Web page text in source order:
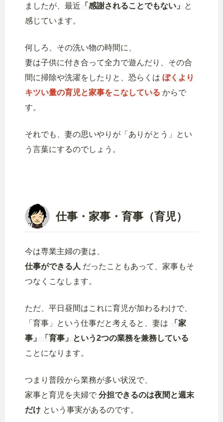
ましたが、最近 「感謝されることでもない」 と
感じています。
何しろ、その洗い物の時間に、
妻は子供に付き合って全力で遊んだり、その合
間に掃除や洗濯をしたりと、恐らくは ぼくより
キツい量の育児と家事をこなしている からで
す。
それでも、妻の思いやりが「ありがとう」とい
う言葉にするのでしょう。
仕事・家事・育事（育児）
今は専業主婦の妻は、
仕事ができる人 だったこともあって、家事もそ
つなくこなします。
ただ、平日昼間はこれに育児が加わるわけで、
「育事」という仕事だと考えると、妻は
「家
事」「育事」という2つの業務を兼務している
ことになります。
つまり普段から業務が多い状況で、
家事と育児を夫婦で 分担できるのは夜間と週末
だけ という事実があるのです。